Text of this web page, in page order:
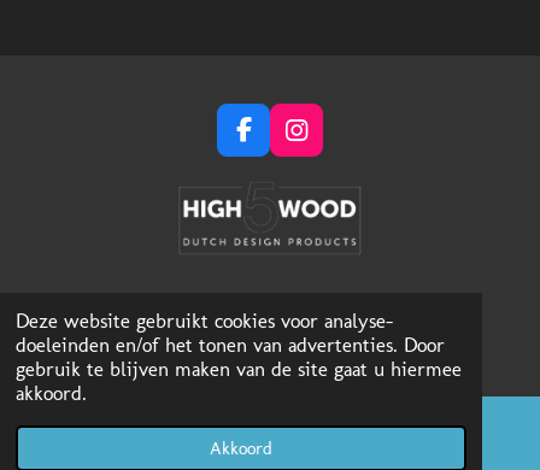
Deze website gebruikt cookies voor analyse-
doeleinden en/of het tonen van advertenties. Door
gebruik te blijven maken van de site gaat u hiermee
akkoord.
Akkoord
F
a
c
e
b
k
I
n
t
a
m